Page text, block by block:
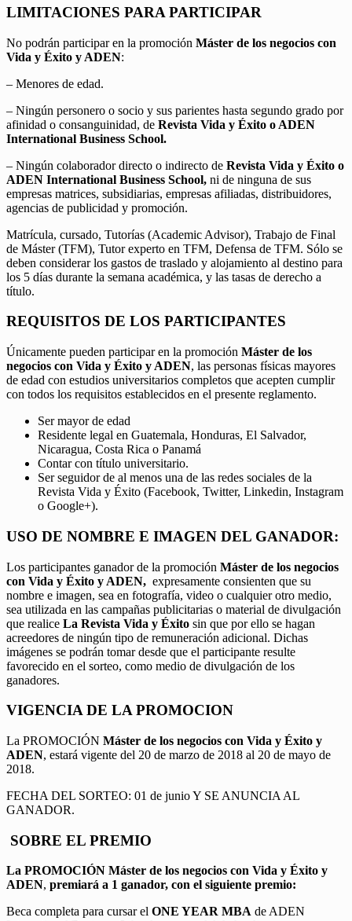
LIMITACIONES PARA PARTICIPAR
No podrán participar en la promoción Máster de los negocios con
Vida y Éxito y ADEN:
– Menores de edad.
– Ningún personero o socio y sus parientes hasta segundo grado por
afinidad o consanguinidad, de Revista Vida y Éxito o ADEN
International Business School.
– Ningún colaborador directo o indirecto de Revista Vida y Éxito o
ADEN International Business School, ni de ninguna de sus
empresas matrices, subsidiarias, empresas afiliadas, distribuidores,
agencias de publicidad y promoción.
Matrícula, cursado, Tutorías (Academic Advisor), Trabajo de Final
de Máster (TFM), Tutor experto en TFM, Defensa de TFM. Sólo se
deben considerar los gastos de traslado y alojamiento al destino para
los 5 días durante la semana académica, y las tasas de derecho a
título.
REQUISITOS DE LOS PARTICIPANTES
Únicamente pueden participar en la promoción Máster de los
negocios con Vida y Éxito y ADEN, las personas físicas mayores
de edad con estudios universitarios completos que acepten cumplir
con todos los requisitos establecidos en el presente reglamento.
Ser mayor de edad
Residente legal en Guatemala, Honduras, El Salvador,
Nicaragua, Costa Rica o Panamá
Contar con título universitario.
Ser seguidor de al menos una de las redes sociales de la
Revista Vida y Éxito (Facebook, Twitter, Linkedin, Instagram
o Google+).
USO DE NOMBRE E IMAGEN DEL GANADOR:
Los participantes ganador de la promoción Máster de los negocios
con Vida y Éxito y ADEN, expresamente consienten que su
nombre e imagen, sea en fotografía, video o cualquier otro medio,
sea utilizada en las campañas publicitarias o material de divulgación
que realice La Revista Vida y Éxito sin que por ello se hagan
acreedores de ningún tipo de remuneración adicional. Dichas
imágenes se podrán tomar desde que el participante resulte
favorecido en el sorteo, como medio de divulgación de los
ganadores.
VIGENCIA DE LA PROMOCION
La PROMOCIÓN Máster de los negocios con Vida y Éxito y
ADEN, estará vigente del 20 de marzo de 2018 al 20 de mayo de
2018.
FECHA DEL SORTEO: 01 de junio Y SE ANUNCIA AL
GANADOR.
SOBRE EL PREMIO
La PROMOCIÓN Máster de los negocios con Vida y Éxito y
ADEN, premiará a 1 ganador, con el siguiente premio:
Beca completa para cursar el ONE YEAR MBA de ADEN